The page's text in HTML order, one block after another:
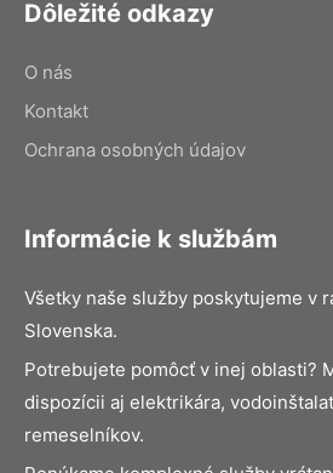
Dôležité odkazy
O nás
Kontakt
Ochrana osobných údajov
Informácie k službám
Všetky naše služby poskytujeme v
Slovenska.
Potrebujete pomôcť v inej oblasti?
dispozícii aj elektrikára,
remeselníkov.